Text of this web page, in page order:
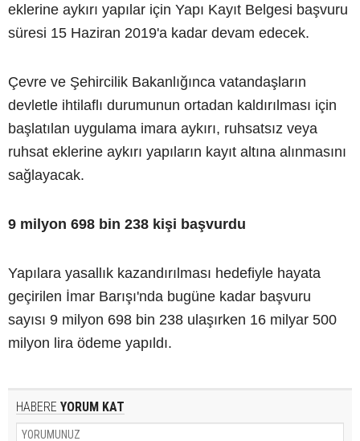
eklerine aykırı yapılar için Yapı Kayıt Belgesi başvuru
süresi 15 Haziran 2019'a kadar devam edecek.
Çevre ve Şehircilik Bakanlığınca vatandaşların
devletle ihtilaflı durumunun ortadan kaldırılması için
başlatılan uygulama imara aykırı, ruhsatsız veya
ruhsat eklerine aykırı yapıların kayıt altına alınmasını
sağlayacak.
9 milyon 698 bin 238 kişi başvurdu
Yapılara yasallık kazandırılması hedefiyle hayata
geçirilen İmar Barışı'nda bugüne kadar başvuru
sayısı 9 milyon 698 bin 238 ulaşırken 16 milyar 500
milyon lira ödeme yapıldı.
HABERE YORUM KAT